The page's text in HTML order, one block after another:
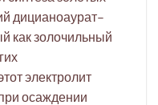
дицианоаурат–
как золочильный
электролит
осаждении